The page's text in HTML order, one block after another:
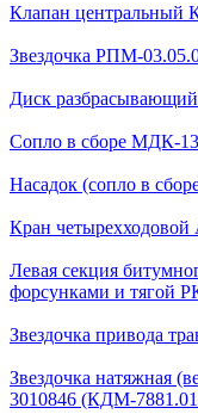
Клапан центральный
Звездочка РПМ-
Диск
Сопло в сборе МДК-
Насадок (сопло в
Кран
Левая секция
форсунками и тягой
Звездочка привода
Звездочка натяжная
3010846 (КДМ-